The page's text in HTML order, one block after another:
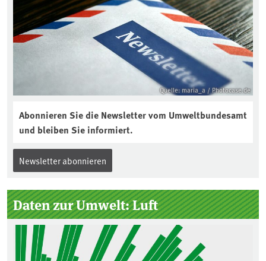
Quelle: maria_a / Photocase.de
Abonnieren Sie die Newsletter vom Umweltbundesamt
und bleiben Sie informiert.
Newsletter abonnieren
Daten zur Umwelt: Luft